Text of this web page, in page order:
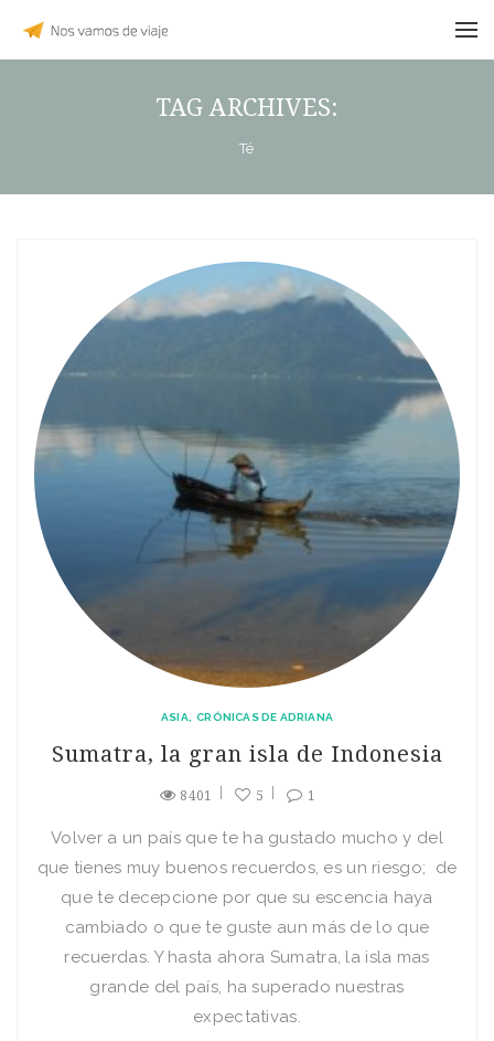
TAG ARCHIVES:
Té
ASIA CRÓNICAS DE ADRIANA
Sumatra, la gran isla de Indonesia
8401 5 1
Volver a un país que te ha gustado mucho y del
que tienes muy buenos recuerdos, es un riesgo; de
que te decepcione por que su escencia haya
cambiado o que te guste aun más de lo que
recuerdas. Y hasta ahora Sumatra, la isla mas
grande del país, ha superado nuestras
expectativas.